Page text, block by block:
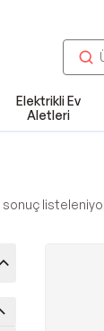
Elektrikli Ev
Aletleri
sonuç